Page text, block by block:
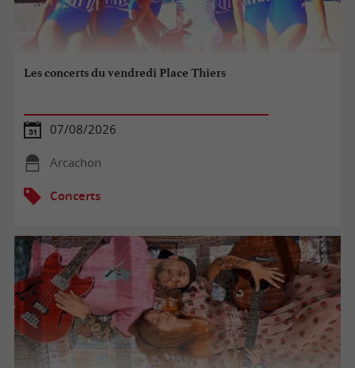
Les concerts du vendredi Place Thiers
07/08/2026
Arcachon
Concerts